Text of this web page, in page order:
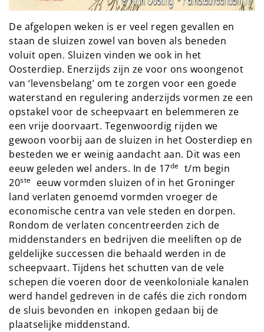
De afgelopen weken is er veel regen gevallen en
staan de sluizen zowel van boven als beneden
voluit open. Sluizen vinden we ook in het
Oosterdiep. Enerzijds zijn ze voor ons woongenot
van ‘levensbelang’ om te zorgen voor een goede
waterstand en regulering anderzijds vormen ze een
opstakel voor de scheepvaart en belemmeren ze
een vrije doorvaart. Tegenwoordig rijden we
gewoon voorbij aan de sluizen in het Oosterdiep en
besteden we er weinig aandacht aan. Dit was een
eeuw geleden wel anders. In de 17de t/m begin
20ste
eeuw vormden sluizen of in het Groninger
land verlaten genoemd vormden vroeger de
economische centra van vele steden en dorpen.
Rondom de verlaten concentreerden zich de
middenstanders en bedrijven die meeliften op de
geldelijke successen die behaald werden in de
scheepvaart. Tijdens het schutten van de vele
schepen die voeren door de veenkoloniale kanalen
werd handel gedreven in de cafés die zich rondom
de sluis bevonden en inkopen gedaan bij de
plaatselijke middenstand.